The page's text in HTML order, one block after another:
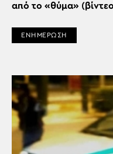
από το «θύμα»
ΕΝΗΜΕΡΩΣΗ